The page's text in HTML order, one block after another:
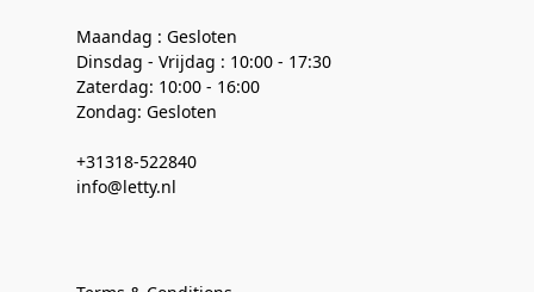
Maandag : Gesloten
Dinsdag - Vrijdag : 10:00 - 17:30
Zaterdag: 10:00 - 16:00
Zondag: Gesloten
+31318-522840
info@letty.nl